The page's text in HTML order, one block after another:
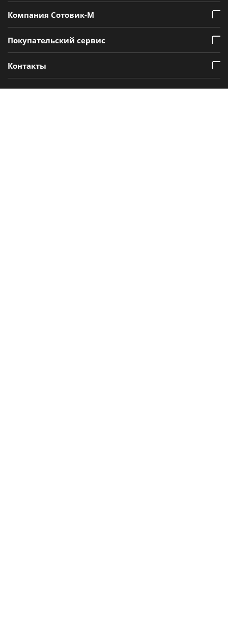
Компания Сотовик-М
Покупательский сервис
Контакты